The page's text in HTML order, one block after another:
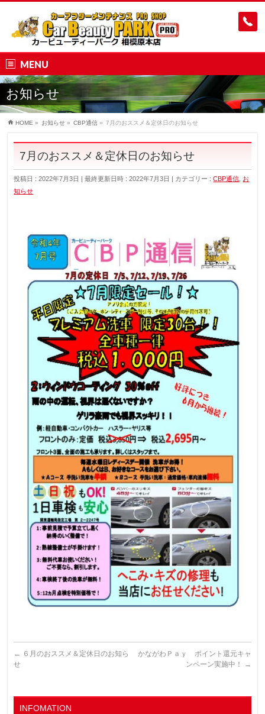
MENU
お知らせ
HOME » お知らせ » CBP通信 » 7月のおススメ＆定休日のお知らせ
7月のおススメ＆定休日のお知らせ
投稿日 : 2022年7月3日 最終更新日時 : 2022年7月3日 カテゴリー :CBP通信 お
知らせ
← ６月のおススメ＆定休日のお知ら
せ
かながわＰａｙ ポイント還元キャ
ンペーン実施中！
→
INFOMATION